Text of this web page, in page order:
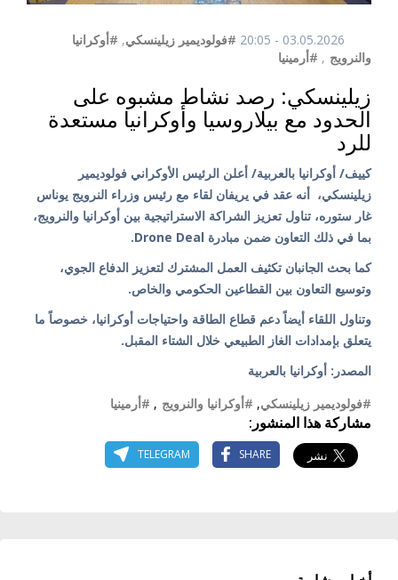
03.05.2026 - 20:05 #فولوديمير زيلينسكي, #أوكرانيا
والنرويج , #أرمينيا
زيلينسكي: رصد نشاط مشبوه على
الحدود مع بيلاروسيا وأوكرانيا مستعدة
للرد
كييف/ أوكرانيا بالعربية/ أعلن الرئيس الأوكراني فولوديمير
زيلينسكي، أنه عقد في يريفان لقاء مع رئيس وزراء النرويج يوناس
غار ستوره، تناول تعزيز الشراكة الاستراتيجية بين أوكرانيا والنرويج،
بما في ذلك التعاون ضمن مبادرة Drone Deal.
كما بحث الجانبان تكثيف العمل المشترك لتعزيز الدفاع الجوي،
وتوسيع التعاون بين القطاعين الحكومي والخاص.
وتناول اللقاء أيضاً دعم قطاع الطاقة واحتياجات أوكرانيا، خصوصاً ما
يتعلق بإمدادات الغاز الطبيعي خلال الشتاء المقبل.
المصدر: أوكرانيا بالعربية
#فولوديمير زيلينسكي, #أوكرانيا والنرويج , #أرمينيا
مشاركة هذا المنشور:
SHARE
TELEGRAM